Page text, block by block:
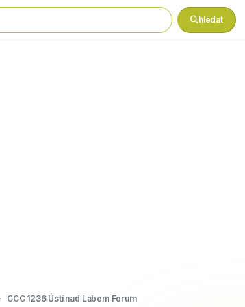
hledat
CCC 1236 Ústí nad Labem Forum